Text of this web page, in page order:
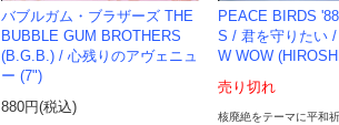
バブルガム・ブラザーズ THE
BUBBLE GUM BROTHERS
(B.G.B.) / 心残りのアヴェニュ
ー (7")
880円(税込)
PEACE BIRDS
S ‎/ 君を守りたい
W WOW
売り切れ
核廃絶をテーマに平和